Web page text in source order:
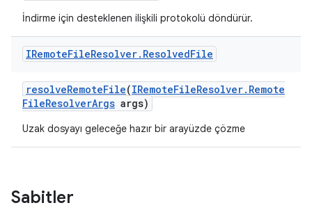
İndirme için desteklenen ilişkili protokolü döndürür.
IRemoteFileResolver. ResolvedFile
resolveRemoteFile(IRemoteFileResolver. Remote
FileResolverArgs args)
Uzak dosyayı geleceğe hazır bir arayüzde çözme
Sabitler